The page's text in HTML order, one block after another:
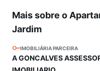
Mais sobre o
Jardim
IMOBILIÁRIA PARCEIRA
A GONCALVES